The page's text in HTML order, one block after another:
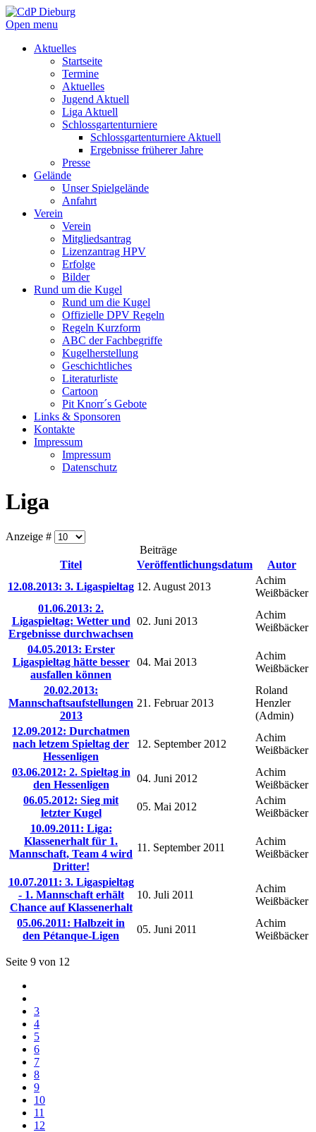
Open menu
Aktuelles
Startseite
Termine
Aktuelles
Jugend Aktuell
Liga Aktuell
Schlossgartenturniere
Schlossgartenturniere Aktuell
Ergebnisse früherer Jahre
Presse
Gelände
Unser Spielgelände
Anfahrt
Verein
Verein
Mitgliedsantrag
Lizenzantrag HPV
Erfolge
Bilder
Rund um die Kugel
Rund um die Kugel
Offizielle DPV Regeln
Regeln Kurzform
ABC der Fachbegriffe
Kugelherstellung
Geschichtliches
Literaturliste
Cartoon
Pit Knorr´s Gebote
Links & Sponsoren
Kontakte
Impressum
Impressum
Datenschutz
Liga
Anzeige #
Beiträge
Titel
Veröffentlichungsdatum
Autor
12.08.2013: 3. Ligaspieltag 12. August 2013
Achim
Weißbäcker
01.06.2013: 2.
Ligaspieltag: Wetter und
Ergebnisse durchwachsen
02. Juni 2013
Achim
Weißbäcker
04.05.2013: Erster
Ligaspieltag hätte besser
ausfallen können
04. Mai 2013
Achim
Weißbäcker
20.02.2013:
Mannschaftsaufstellungen
2013
21. Februar 2013
Roland
Henzler
(Admin)
12.09.2012: Durchatmen
nach letzem Spieltag der
Hessenligen
12. September 2012
Achim
Weißbäcker
03.06.2012: 2. Spieltag in
den Hessenligen
04. Juni 2012
Achim
Weißbäcker
06.05.2012: Sieg mit
letzter Kugel
05. Mai 2012
Achim
Weißbäcker
10.09.2011: Liga:
Klassenerhalt für 1.
Mannschaft, Team 4 wird
Dritter!
11. September 2011
Achim
Weißbäcker
10.07.2011: 3. Ligaspieltag
- 1. Mannschaft erhält
Chance auf Klassenerhalt
10. Juli 2011
Achim
Weißbäcker
05.06.2011: Halbzeit in
den Pétanque-Ligen
05. Juni 2011
Achim
Weißbäcker
Seite 9 von 12
3
4
5
6
7
8
9
10
11
12